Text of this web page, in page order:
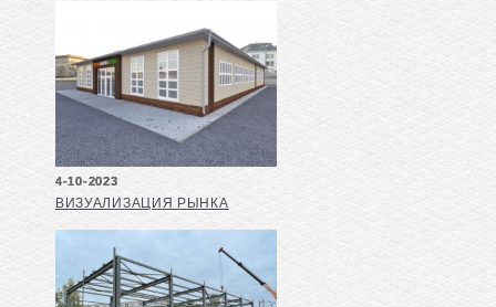
4-10-2023
ВИЗУАЛИЗАЦИЯ РЫНКА